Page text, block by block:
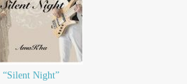
“Silent Night”